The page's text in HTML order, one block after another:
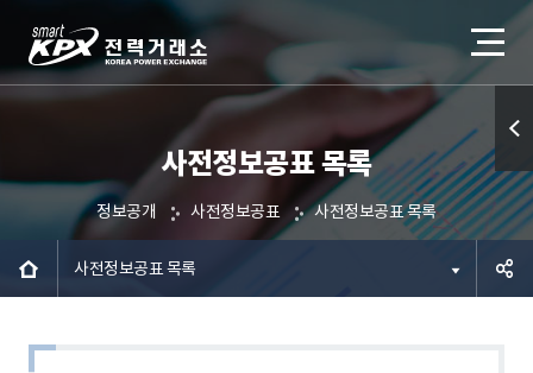
사전정보공표 목록
정보공개 사전정보공표 사전정보공표 목록
사전정보공표 목록
퀵메
뉴 열
기